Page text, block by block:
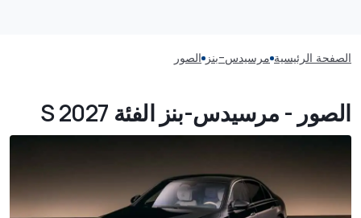
الصفحة الرئيسية مرسيدس-بنز الصور
الصور - مرسيدس-بنز الفئة S 2027